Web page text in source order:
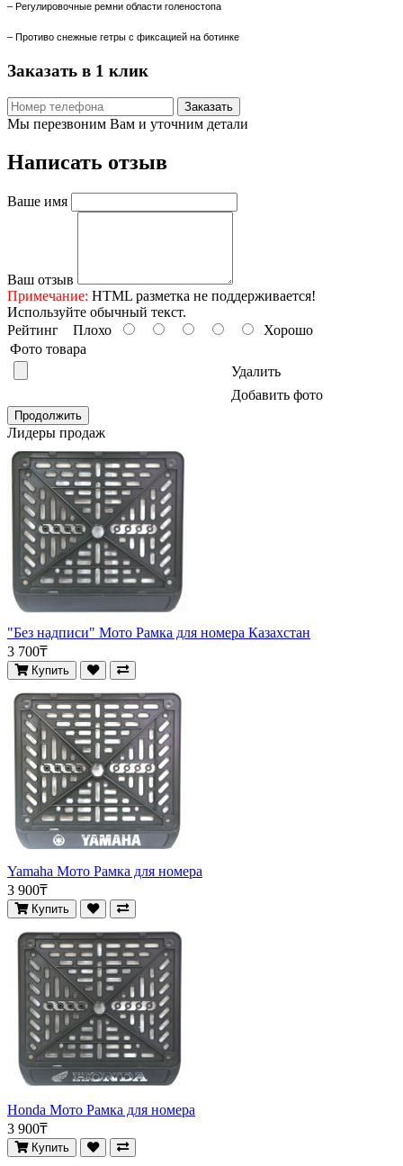
– Регулировочные ремни области голеностопа
– Противо снежные гетры с фиксацией на ботинке
Заказать в 1 клик
Заказать
Мы перезвоним Вам и уточним детали
Написать отзыв
Ваше имя
Ваш отзыв
Примечание: HTML разметка не поддерживается!
Используйте обычный текст.
Рейтинг Плохо
Хорошо
Фото товара
Удалить
Добавить фото
Продолжить
Лидеры продаж
"Без надписи" Мото Рамка для номера Казахстан
3 700₸
Купить
Yamaha Мото Рамка для номера
3 900₸
Купить
Honda Мото Рамка для номера
3 900₸
Купить